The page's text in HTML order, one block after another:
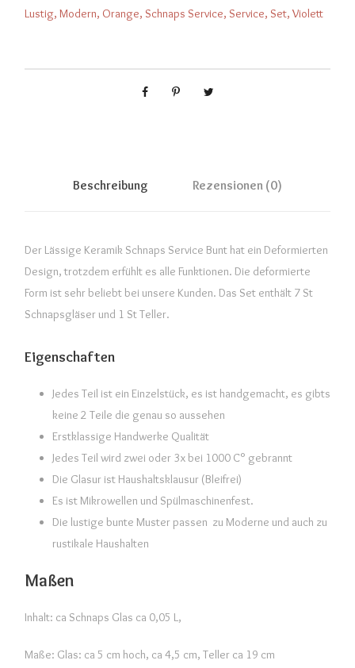
Lustig, Modern, Orange, Schnaps Service, Service, Set,Violett
Beschreibung Rezensionen (0)
Der Lässige Keramik Schnaps Service Bunt hat ein Deformierten
Design, trotzdem erfühlt es alle Funktionen. Die deformierte
Form ist sehr beliebt bei unsere Kunden. Das Set enthält 7 St
Schnapsgläser und 1 St Teller.
Eigenschaften
Jedes Teil ist ein Einzelstück, es ist handgemacht, es gibts
keine 2 Teile die genau so aussehen
Erstklassige Handwerke Qualität
Jedes Teil wird zwei oder 3x bei 1000 C° gebrannt
Die Glasur ist Haushaltsklausur (Bleifrei)
Es ist Mikrowellen und Spülmaschinenfest.
Die lustige bunte Muster passen zu Moderne und auch zu
rustikale Haushalten
Maßen
Inhalt: ca Schnaps Glas ca 0,05 L,
Maße: Glas: ca 5 cm hoch, ca 4,5 cm, Teller ca 19 cm